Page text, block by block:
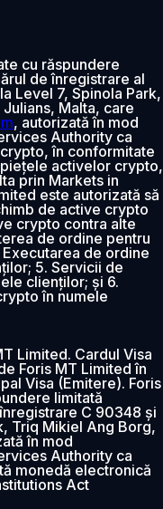
cu răspundere
de înregistrare al
Level 7, Spinola Park,
Malta, care
, autorizată în mod
Authority ca
în conformitate
activelor crypto,
prin Markets in
este autorizată să
de active crypto
crypto contra alte
de ordine pentru
de ordine
5. Servicii de
clienților; și 6.
în numele
Limited. Cardul Visa
Foris MT Limited în
Visa (Emitere). Foris
limitată
C 90348 și
Triq Mikiel Ang Borg,
în mod
Authority ca
monedă electronică
Act